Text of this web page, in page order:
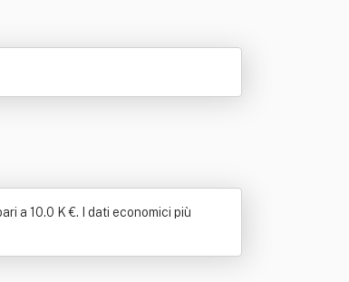
a 10.0 K €. I dati economici più